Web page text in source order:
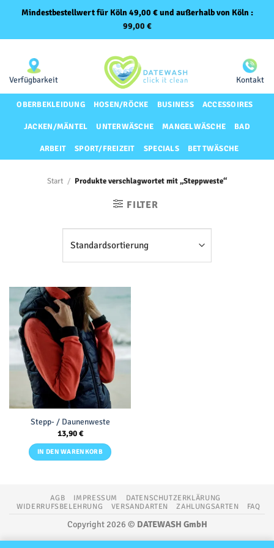
Mindestbestellwert für Köln 49,00 € und außerhalb von Köln :
99,00 €
springen
Verfügbarkeit Kontakt
OBERBEKLEIDUNG HOSEN/RÖCKE BUSINESS ACCESSOIRES
JACKEN/MÄNTEL UNTERWÄSCHE MANGELWÄSCHE BAD
ARBEIT SPORT/FREIZEIT SPECIALS BETTWÄSCHE
Start / Produkte verschlagwortet mit „Steppweste“
FILTER
Stepp- / Daunenweste
13,90€
IN DEN WARENKORB
AGB IMPRESSUM
DATENSCHUTZERKLÄRUNG
WIDERRUFSBELEHRUNG
VERSANDARTEN ZAHLUNGSARTEN FAQ
Copyright 2026 © DATEWASH GmbH